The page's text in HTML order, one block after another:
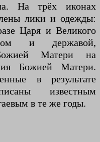
На трёх иконах
лики и одежды:
Царя и Великого
и державой,
Матери на
Божией Матери.
в результате
известным
в те же годы.